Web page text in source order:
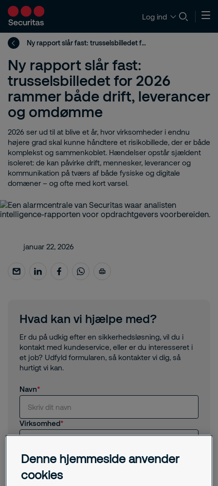
Log ind
Ny rapport slår fast: trusselsbilledet for 2026 rammer både drift, leverancer og omdømme
Ny rapport slår fast:
trusselsbilledet for 2026
rammer både drift, leverancer
og omdømme
2026 ser ud til at blive et år, hvor virksomheder i endnu
højere grad skal kunne håndtere et risikobillede, der er både
komplekst og sammenkoblet. Hændelser opstår sjældent
isoleret: de kan påvirke drift, mennesker, leverancer og
kommunikation på tværs af både fysiske og digitale
domæner – og ofte med kort varsel.
januar 22, 2026
Hvad kan vi hjælpe med?
Er du på udkig efter en sikkerhedsløsning, vil du i
kontakt med kundeservice, eller er du interesseret i
et job? Udfyld formularen, så kontakter vi dig, så
hurtigt vi kan.
Navn
Virksomhed
Email
Denne hjemmeside anvender
cookies